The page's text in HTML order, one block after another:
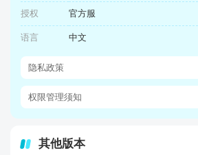
授权 官方服
语言 中文
隐私政策
权限管理须知
其他版本